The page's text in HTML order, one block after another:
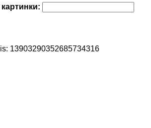
13903290352685734316